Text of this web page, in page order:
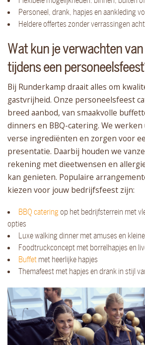
Personeel, drank, hapjes en aankleding
Heldere offertes zonder verrassingen
Wat kun je verwachten
tijdens een
Bij Runderkamp draait alles om
gastvrijheid. Onze personeelsfeest
breed aanbod, van smaakvolle
dinners en BBQ-catering. We
verse ingrediënten en zorgen voor
presentatie. Daarbij houden we
rekening met dieetwensen en
kan genieten. Populaire
kiezen voor jouw bedrijfsfeest zijn:
BBQ cateringop het bedrijfsterrein met
opties
Luxe walking dinner met amuses en
Foodtruckconcept met borrelhapjes en
Buffet met heerlijke hapjes
Themafeest met hapjes en drank in stijl